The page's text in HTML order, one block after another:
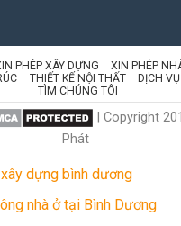
PHÉP XÂY DỰNG
XIN PHÉP
THIẾT KẾ NỘI THẤT DỊCH VỤ
TÌM CHÚNG TÔI
| Copyright
Phát
dựng bình dương
nhà ở tại Bình Dương